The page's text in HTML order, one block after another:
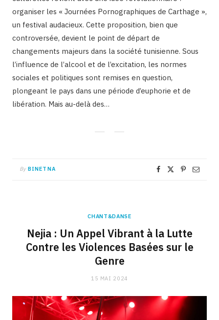
organiser les « Journées Pornographiques de Carthage »,
un festival audacieux. Cette proposition, bien que
controversée, devient le point de départ de
changements majeurs dans la société tunisienne. Sous
l’influence de l’alcool et de l’excitation, les normes
sociales et politiques sont remises en question,
plongeant le pays dans une période d’euphorie et de
libération. Mais au-delà des…
By BINETNA
CHANT&DANSE
Nejia : Un Appel Vibrant à la Lutte
Contre les Violences Basées sur le
Genre
15 MAI 2024